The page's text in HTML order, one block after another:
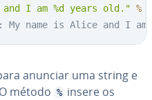
and I am %d years old." %
My name is Alice and I
anunciar uma string e
método % insere os